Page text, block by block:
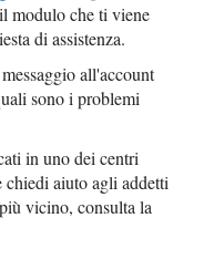
modulo che ti viene
di assistenza.
all'account
sono i problemi
in uno dei centri
chiedi aiuto agli addetti
vicino, consulta la